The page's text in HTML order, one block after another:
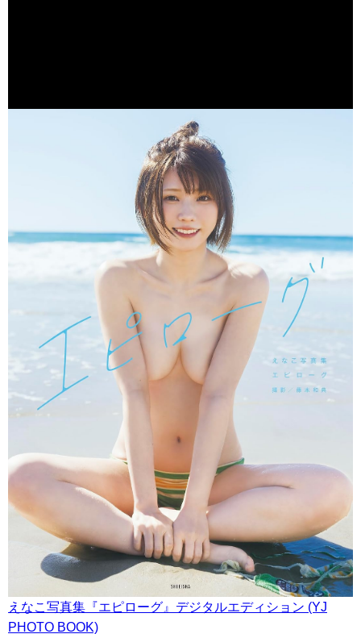
えなこ写真集『エピローグ』デジタルエディション (YJ
PHOTO BOOK)